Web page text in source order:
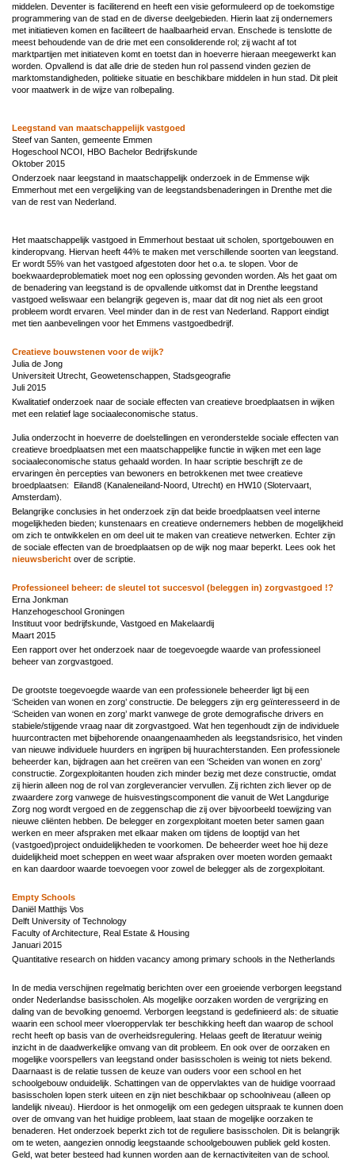
middelen. Deventer is faciliterend en heeft een visie geformuleerd op de toekomstige
programmering van de stad en de diverse deelgebieden. Hierin laat zij ondernemers
met initiatieven komen en faciliteert de haalbaarheid ervan. Enschede is tenslotte de
meest behoudende van de drie met een consoliderende rol; zij wacht af tot
marktpartijen met initiateven komt en toetst dan in hoeverre hieraan meegewerkt kan
worden. Opvallend is dat alle drie de steden hun rol passend vinden gezien de
marktomstandigheden, politieke situatie en beschikbare middelen in hun stad. Dit pleit
voor maatwerk in de wijze van rolbepaling.
Leegstand van maatschappelijk vastgoed
Steef van Santen, gemeente Emmen
Hogeschool NCOI, HBO Bachelor Bedrijfskunde
Oktober 2015
Onderzoek naar leegstand in maatschappelijk onderzoek in de Emmense wijk
Emmerhout met een vergelijking van de leegstandsbenaderingen in Drenthe met die
van de rest van Nederland.
Het maatschappelijk vastgoed in Emmerhout bestaat uit scholen, sportgebouwen en
kinderopvang. Hiervan heeft 44% te maken met verschillende soorten van leegstand.
Er wordt 55% van het vastgoed afgestoten door het o.a. te slopen. Voor de
boekwaardeproblematiek moet nog een oplossing gevonden worden. Als het gaat om
de benadering van leegstand is de opvallende uitkomst dat in Drenthe leegstand
vastgoed weliswaar een belangrijk gegeven is, maar dat dit nog niet als een groot
probleem wordt ervaren. Veel minder dan in de rest van Nederland. Rapport eindigt
met tien aanbevelingen voor het Emmens vastgoedbedrijf.
Creatieve bouwstenen voor de wijk?
Julia de Jong
Universiteit Utrecht, Geowetenschappen, Stadsgeografie
Juli 2015
Kwalitatief onderzoek naar de sociale effecten van creatieve broedplaatsen in wijken
met een relatief lage sociaaleconomische status.
Julia onderzocht in hoeverre de doelstellingen en veronderstelde sociale effecten van
creatieve broedplaatsen met een maatschappelijke functie in wijken met een lage
sociaaleconomische status gehaald worden. In haar scriptie beschrijft ze de
ervaringen èn percepties van bewoners en betrokkenen met twee creatieve
broedplaatsen: Eiland8 (Kanaleneiland-Noord, Utrecht) en HW10 (Slotervaart,
Amsterdam).
Belangrijke conclusies in het onderzoek zijn dat beide broedplaatsen veel interne
mogelijkheden bieden; kunstenaars en creatieve ondernemers hebben de mogelijkheid
om zich te ontwikkelen en om deel uit te maken van creatieve netwerken. Echter zijn
de sociale effecten van de broedplaatsen op de wijk nog maar beperkt. Lees ook het
nieuwsbericht over de scriptie.
Professioneel beheer: de sleutel tot succesvol (beleggen in) zorgvastgoed !?
Erna Jonkman
Hanzehogeschool Groningen
Instituut voor bedrijfskunde, Vastgoed en Makelaardij
Maart 2015
Een rapport over het onderzoek naar de toegevoegde waarde van professioneel
beheer van zorgvastgoed.
De grootste toegevoegde waarde van een professionele beheerder ligt bij een
‘Scheiden van wonen en zorg’ constructie. De beleggers zijn erg geïnteresseerd in de
‘Scheiden van wonen en zorg’ markt vanwege de grote demografische drivers en
stabiele/stijgende vraag naar dit zorgvastgoed. Wat hen tegenhoudt zijn de individuele
huurcontracten met bijbehorende onaangenaamheden als leegstandsrisico, het vinden
van nieuwe individuele huurders en ingrijpen bij huurachterstanden. Een professionele
beheerder kan, bijdragen aan het creëren van een ‘Scheiden van wonen en zorg’
constructie. Zorgexploitanten houden zich minder bezig met deze constructie, omdat
zij hierin alleen nog de rol van zorgleverancier vervullen. Zij richten zich liever op de
zwaardere zorg vanwege de huisvestingscomponent die vanuit de Wet Langdurige
Zorg nog wordt vergoed en de zeggenschap die zij over bijvoorbeeld toewijzing van
nieuwe cliënten hebben. De belegger en zorgexploitant moeten beter samen gaan
werken en meer afspraken met elkaar maken om tijdens de looptijd van het
(vastgoed)project onduidelijkheden te voorkomen. De beheerder weet hoe hij deze
duidelijkheid moet scheppen en weet waar afspraken over moeten worden gemaakt
en kan daardoor waarde toevoegen voor zowel de belegger als de zorgexploitant.
Empty Schools
Daniël Matthijs Vos
Delft University of Technology
Faculty of Architecture, Real Estate & Housing
Januari 2015
Quantitative research on hidden vacancy among primary schools in the Netherlands
In de media verschijnen regelmatig berichten over een groeiende verborgen leegstand
onder Nederlandse basisscholen. Als mogelijke oorzaken worden de vergrijzing en
daling van de bevolking genoemd. Verborgen leegstand is gedefinieerd als: de situatie
waarin een school meer vloeroppervlak ter beschikking heeft dan waarop de school
recht heeft op basis van de overheidsregulering. Helaas geeft de literatuur weinig
inzicht in de daadwerkelijke omvang van dit probleem. En ook over de oorzaken en
mogelijke voorspellers van leegstand onder basisscholen is weinig tot niets bekend.
Daarnaast is de relatie tussen de keuze van ouders voor een school en het
schoolgebouw onduidelijk. Schattingen van de oppervlaktes van de huidige voorraad
basisscholen lopen sterk uiteen en zijn niet beschikbaar op schoolniveau (alleen op
landelijk niveau). Hierdoor is het onmogelijk om een gedegen uitspraak te kunnen doen
over de omvang van het huidige probleem, laat staan de mogelijke oorzaken te
benaderen. Het onderzoek beperkt zich tot de reguliere basisscholen. Dit is belangrijk
om te weten, aangezien onnodig leegstaande schoolgebouwen publiek geld kosten.
Geld, wat beter besteed had kunnen worden aan de kernactiviteiten van de school.